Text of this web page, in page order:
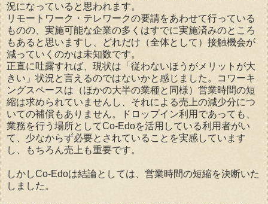
況になっていると思われます。
リモートワーク・テレワークの要請をあわせて行っている
ものの、実施可能な企業の多くはすでに実施済みのところ
もあると思いますし、どれだけ（全体として）接触機会が
減っていくのかは未知数です。
正直に吐露すれば、現状は「従わないほうがメリットが大
きい」状況と言えるのではないかと感じました。コワーキ
ングスペースは（ほかの大半の業種と同様）営業時間の短
縮は求められていませんし、それによる売上の減少分につ
いての補償もありません。ドロップイン利用であっても、
業務を行う場所としてCo-Edoを活用している利用者がい
て、少なからず必要とされていることを実感しています
し、もちろん売上も重要です。
しかしCo-Edoは結論としては、営業時間の短縮を決断いた
しました。